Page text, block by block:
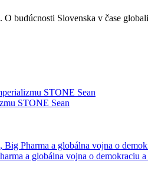
budúcnosti Slovenska v čase
STONE Sean
STONE Sean
Pharma a globálna vojna o
a globálna vojna o demokraciu